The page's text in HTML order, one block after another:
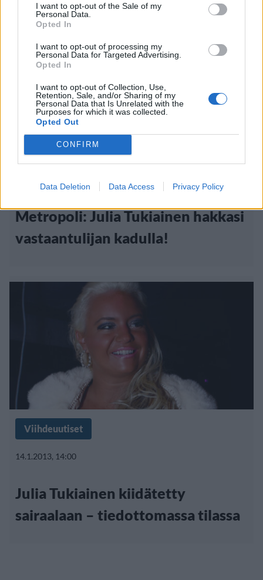
I want to opt-out of the Sale of my
Personal Data.
Opted In
I want to opt-out of processing my
Personal Data for Targeted Advertising.
Opted In
I want to opt-out of Collection, Use,
Retention, Sale, and/or Sharing of my
Personal Data that Is Unrelated with the
Purposes for which it was collected.
Opted Out
CONFIRM
Data Deletion Data Access Privacy Policy
Viihdeuutiset
Metropoli: Julia Tukiainen hakkasi
vastaantulijan kadulla!
Viihdeuutiset
14.1.2013, 14:00
Julia Tukiainen kiidätetty
sairaalaan – tiedottomassa tilassa